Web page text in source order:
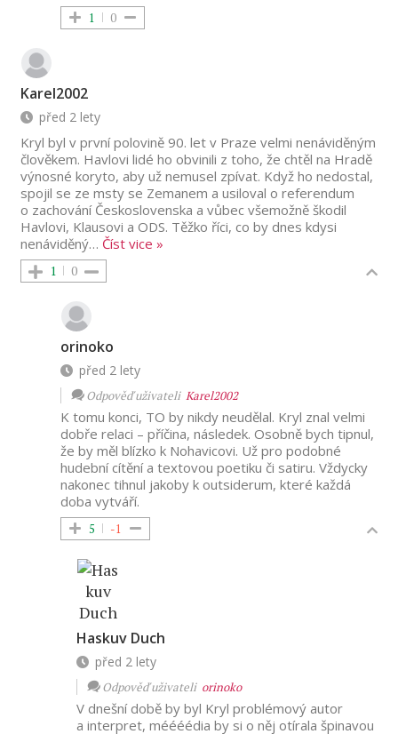
1 0
Karel2002
před 2 lety
Kryl byl v první polovině 90. let v Praze velmi nenáviděným
člověkem. Havlovi lidé ho obvinili z toho, že chtěl na Hradě
výnosné koryto, aby už nemusel zpívat. Když ho nedostal,
spojil se ze msty se Zemanem a usiloval o referendum
o zachování Československa a vůbec všemožně škodil
Havlovi, Klausovi a ODS. Těžko říci, co by dnes kdysi
nenáviděný… Číst vice »
1 0
orinoko
před 2 lety
Odpověď uživateli Karel2002
K tomu konci, TO by nikdy neudělal. Kryl znal velmi
dobře relaci – příčina, následek. Osobně bych tipnul,
že by měl blízko k Nohavicovi. Už pro podobné
hudební cítění a textovou poetiku či satiru. Vždycky
nakonec tihnul jakoby k outsiderum, které každá
doba vytváří.
5 -1
Haskuv Duch
před 2 lety
Odpověď uživateli orinoko
V dnešní době by byl Kryl problémový autor
a interpret, méééédia by si o něj otírala špinavou